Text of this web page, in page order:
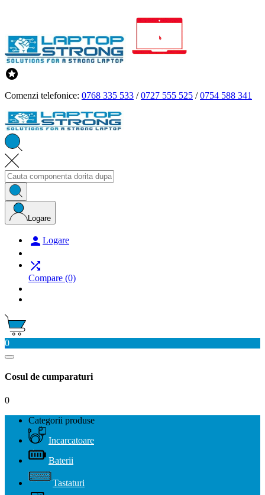

Comenzi telefonice: 0768 335 533 /0727 555 525 /0754 588 341
Logare
 Logare

Compare (0)
0
Cosul de cumparaturi
0
Categorii produse
Incarcatoare
Baterii
Tastaturi